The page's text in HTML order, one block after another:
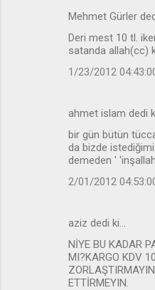
Mehmet Gürler
Deri mest 10 tl.
satanda allah(cc)
1/23/2012
ahmet islam dedi
bir gün bütün
da bizde
demeden ' 'inşallah
2/01/2012
aziz dedi ki…
NİYE BU KADAR
MI?KARGO KDV
ETTİRMEYIN.